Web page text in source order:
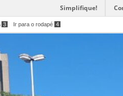
Simplifique!
3 Ir para o rodapé 4